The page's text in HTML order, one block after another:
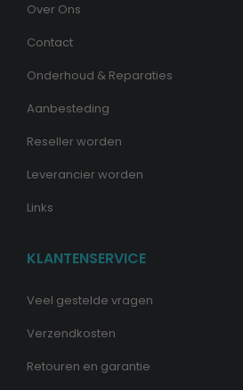
Over Ons
Contact
Onderhoud & Reparaties
Aanbesteding
Reseller worden
Leverancier worden
Links
KLANTENSERVICE
Veel gestelde vragen
Verzendkosten
Retouren en garantie